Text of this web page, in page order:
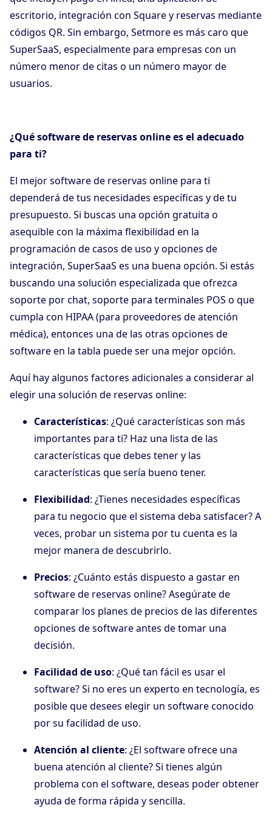
escritorio, integración con Square y reservas mediante
códigos QR. Sin embargo, Setmore es más caro que
SuperSaaS, especialmente para empresas con un
número menor de citas o un número mayor de
usuarios.
¿Qué software de reservas online es el adecuado
para ti?
El mejor software de reservas online para ti
dependerá de tus necesidades específicas y de tu
presupuesto. Si buscas una opción gratuita o
asequible con la máxima flexibilidad en la
programación de casos de uso y opciones de
integración, SuperSaaS es una buena opción. Si estás
buscando una solución especializada que ofrezca
soporte por chat, soporte para terminales POS o que
cumpla con HIPAA (para proveedores de atención
médica), entonces una de las otras opciones de
software en la tabla puede ser una mejor opción.
Aquí hay algunos factores adicionales a considerar al
elegir una solución de reservas online:
Características: ¿Qué características son más
importantes para ti? Haz una lista de las
características que debes tener y las
características que sería bueno tener.
Flexibilidad: ¿Tienes necesidades específicas
para tu negocio que el sistema deba satisfacer? A
veces, probar un sistema por tu cuenta es la
mejor manera de descubrirlo.
Precios: ¿Cuánto estás dispuesto a gastar en
software de reservas online? Asegúrate de
comparar los planes de precios de las diferentes
opciones de software antes de tomar una
decisión.
Facilidad de uso: ¿Qué tan fácil es usar el
software? Si no eres un experto en tecnología, es
posible que desees elegir un software conocido
por su facilidad de uso.
Atención al cliente: ¿El software ofrece una
buena atención al cliente? Si tienes algún
problema con el software, deseas poder obtener
ayuda de forma rápida y sencilla.